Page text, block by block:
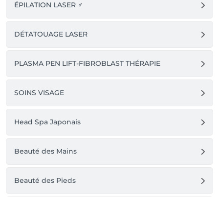
ÉPILATION LASER ♂️
DÉTATOUAGE LASER
PLASMA PEN LIFT-FIBROBLAST THÉRAPIE
SOINS VISAGE
Head Spa Japonais
Beauté des Mains
Beauté des Pieds